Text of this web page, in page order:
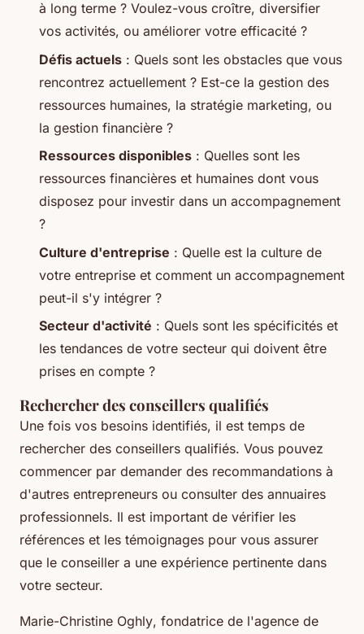
à long terme ? Voulez-vous croître, diversifier
vos activités, ou améliorer votre efficacité ?
Défis actuels : Quels sont les obstacles que vous
rencontrez actuellement ? Est-ce la gestion des
ressources humaines, la stratégie marketing, ou
la gestion financière ?
Ressources disponibles : Quelles sont les
ressources financières et humaines dont vous
disposez pour investir dans un accompagnement
?
Culture d'entreprise : Quelle est la culture de
votre entreprise et comment un accompagnement
peut-il s'y intégrer ?
Secteur d'activité : Quels sont les spécificités et
les tendances de votre secteur qui doivent être
prises en compte ?
Rechercher des conseillers qualifiés
Une fois vos besoins identifiés, il est temps de
rechercher des conseillers qualifiés. Vous pouvez
commencer par demander des recommandations à
d'autres entrepreneurs ou consulter des annuaires
professionnels. Il est important de vérifier les
références et les témoignages pour vous assurer
que le conseiller a une expérience pertinente dans
votre secteur.
Marie-Christine Oghly, fondatrice de l'agence de